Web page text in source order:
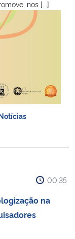
nos [...]
00:35
na